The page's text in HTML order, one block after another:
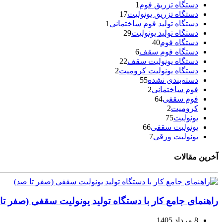
دستگاه تزریق فوم1
دستگاه تزریق یونولیت17
دستگاه تولید فوم ساختمانی1
دستگاه تولید یونولیت29
دستگاه فوم40
دستگاه فوم سقف6
دستگاه یونولیت سقف22
دستگاه یونولیت کرومیت2
دسته‌بندی نشده55
فوم ساختمانی2
فوم سقفی64
کرومیت2
یونولیت75
یونولیت سقفی66
یونولیت ورقی7
آخرین مقالات
راهنمای جامع کار با دستگاه تولید یونولیت سقفی (صفر